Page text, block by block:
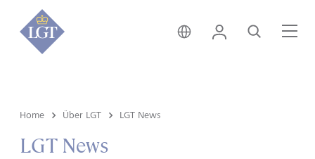
Liechtenstein • Deutsch
Login Suche
Home Über LGT LGT News
LGT News